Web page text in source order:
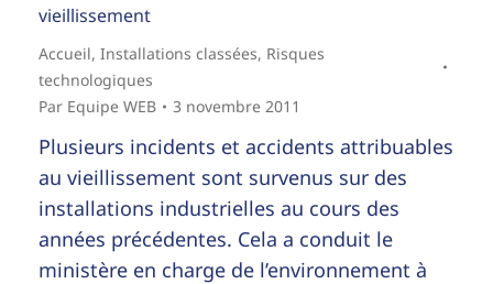
vieillissement
Accueil, Installations classées, Risques
technologiques
Par Equipe WEB 3 novembre 2011
Plusieurs incidents et accidents attribuables
au vieillissement sont survenus sur des
installations industrielles au cours des
années précédentes. Cela a conduit le
ministère en charge de l’environnement à